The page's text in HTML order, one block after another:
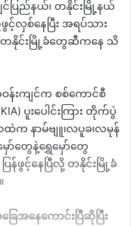
ပြည်နယ်၊ တနိုင်းမြို့နယ်
င့်လှစ်နေပြီး အရပ်သား
တနိုင်းမြို့ခံတွေဆီကနေ သိ
န်းကျင်က စစ်ကောင်စီ
ပူးပေါင်းကြား တိုက်ပွဲ
ထဲက နာမ်ဗျူ၊လပူခ၊လမုန်
ာ်တွေနဲ့ရွှေမှော်တွေ
ပြန်ဖွင့်နေပြီလို့ တနိုင်းမြို့ခံ
ြေအနေကောင်းပြီဆိုပြီး